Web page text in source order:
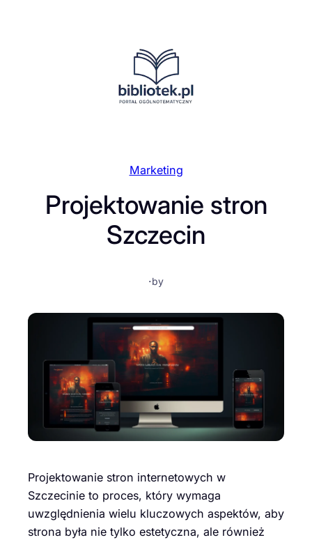
Marketing
Projektowanie stron
Szczecin
·by
Projektowanie stron internetowych w
Szczecinie to proces, który wymaga
uwzględnienia wielu kluczowych aspektów, aby
strona była nie tylko estetyczna, ale również